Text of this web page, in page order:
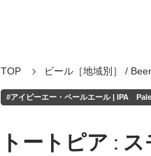
TOP ビール［地域別］ / Beer
#アイピーエー・ペールエール | IPA
トートピア :